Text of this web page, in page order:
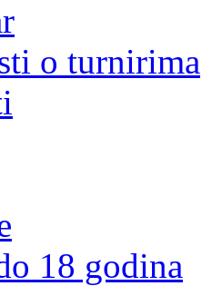
o turnirima
18 godina